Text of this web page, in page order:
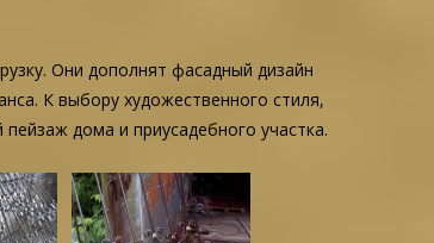
Они дополнят фасадный дизайн
К выбору художественного стиля,
дома и приусадебного участка.